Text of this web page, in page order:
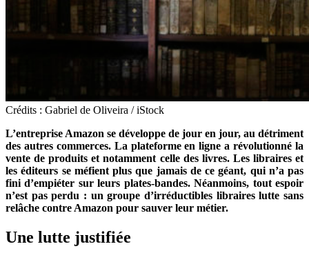
Crédits : Gabriel de Oliveira / iStock
L’entreprise Amazon se développe de jour en jour, au détriment
des autres commerces. La plateforme en ligne a révolutionné la
vente de produits et notamment celle des livres. Les libraires et
les éditeurs se méfient plus que jamais de ce géant, qui n’a pas
fini d’empiéter sur leurs plates-bandes. Néanmoins, tout espoir
n’est pas perdu : un groupe d’irréductibles libraires lutte sans
relâche contre Amazon pour sauver leur métier.
Une lutte justifiée